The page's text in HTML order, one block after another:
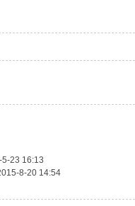
23 16:13
8-20 14:54